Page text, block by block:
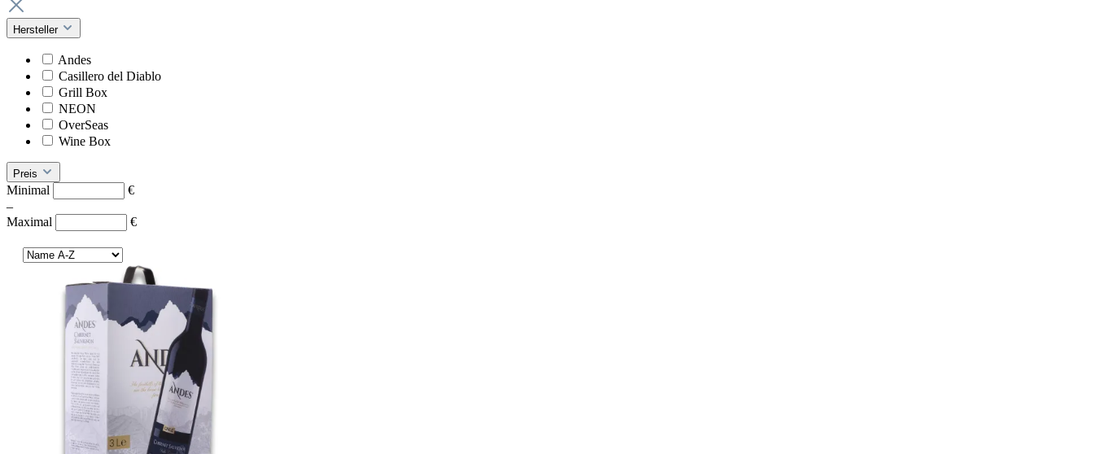
Hersteller
Andes
Casillero del Diablo
Grill Box
NEON
OverSeas
Wine Box
Preis
Minimal
€
–
Maximal
€